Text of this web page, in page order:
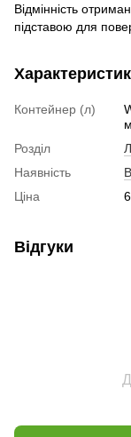
Відмінність
підставою для
Контейнер (л)
Розділ
Наявність
Ціна
Відгуки